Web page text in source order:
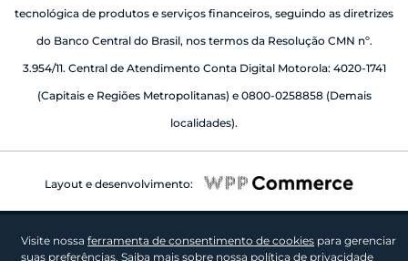
tecnológica de produtos e serviços financeiros, seguindo as diretrizes
do Banco Central do Brasil, nos termos da Resolução CMN nº.
3.954/11. Central de Atendimento Conta Digital Motorola: 4020-1741
(Capitais e Regiões Metropolitanas) e 0800-0258858 (Demais
localidades).
Layout e desenvolvimento:
Visite nossa ferramenta de consentimento de cookies para gerenciar
suas preferências. Saiba mais sobre nossa política de privacidade